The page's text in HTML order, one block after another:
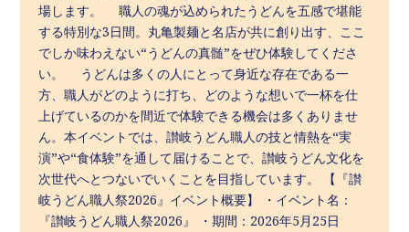
場します。 職人の魂が込められたうどんを五感で堪能
する特別な3日間。丸亀製麺と名店が共に創り出す、ここ
でしか味わえない“うどんの真髄”をぜひ体験してくださ
い。 うどんは多くの人にとって身近な存在である一
方、職人がどのように打ち、どのような想いで一杯を仕
上げているのかを間近で体験できる機会は多くありませ
ん。本イベントでは、讃岐うどん職人の技と情熱を“実
演”や“食体験”を通して届けることで、讃岐うどん文化を
次世代へとつないでいくことを目指しています。 【『讃
岐うどん職人祭2026』イベント概要】 ・イベント名：
『讃岐うどん職人祭2026』 ・期間：2026年5月25日